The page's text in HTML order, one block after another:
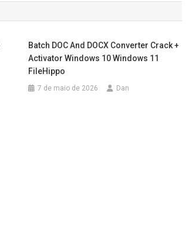
Batch DOC And DOCX Converter Crack +
Activator Windows 10 Windows 11
FileHippo
7 de maio de 2026 Dan